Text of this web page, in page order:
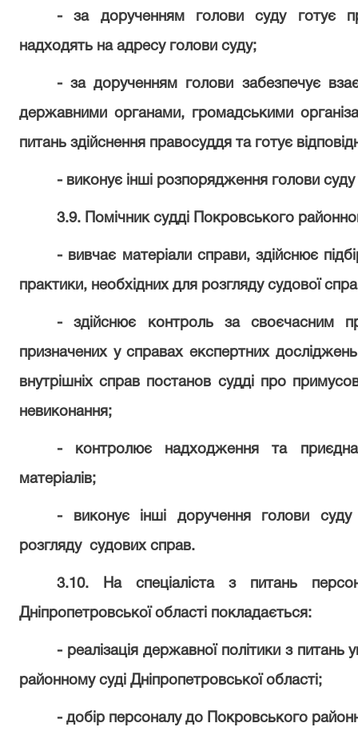
- за дорученням голови суду готує
надходять на адресу голови суду;
- за дорученням голови забезпечує
державними органами, громадськими
питань здійснення правосуддя та готує
- виконує інші розпорядження голови суду
3.9. Помічник судді Покровського
- вивчає матеріали справи, здійснює
практики, необхідних для розгляду судової
- здійснює контроль за своєчасним
призначених у справах експертних
внутрішніх справ постанов судді про
невиконання;
- контролює надходження та
матеріалів;
- виконує інші доручення голови суду
розгляду судових справ.
3.10. На спеціаліста з питань
Дніпропетровської області покладається:
- реалізація державної політики з
районному суді Дніпропетровської області;
- добір персоналу до Покровського